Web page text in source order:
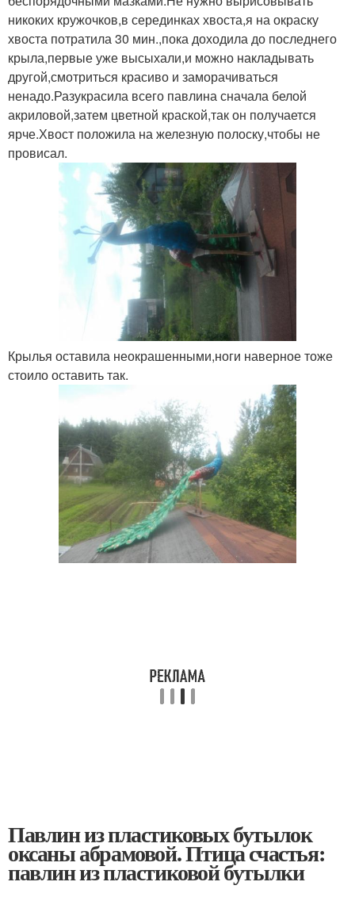
никоких кружочков,в серединках хвоста,я на окраску
хвоста потратила 30 мин.,пока доходила до последнего
крыла,первые уже высыхали,и можно накладывать
другой,смотриться красиво и заморачиваться
ненадо.Разукрасила всего павлина сначала белой
акриловой,затем цветной краской,так он получается
ярче.Хвост положила на железную полоску,чтобы не
провисал.
Крылья оставила неокрашенными,ноги наверное тоже
стоило оставить так.
Павлин из пластиковых бутылок
оксаны абрамовой. Птица счастья:
павлин из пластиковой бутылки